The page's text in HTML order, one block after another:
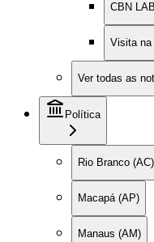
CBN LAB
Visita na
Ver todas as
Política
Rio Branco (AC)
Macapá (AP)
Manaus (AM)